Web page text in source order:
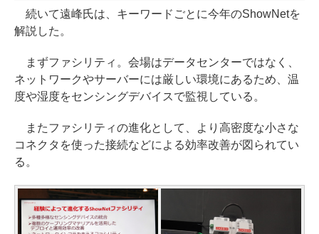
続いて遠峰氏は、キーワードごとに今年のShowNetを
解説した。
まずファシリティ。会場はデータセンターではなく、
ネットワークやサーバーには厳しい環境にあるため、温
度や湿度をセンシングデバイスで監視している。
またファシリティの進化として、より高密度な小さな
コネクタを使った接続などによる効率改善が図られてい
る。